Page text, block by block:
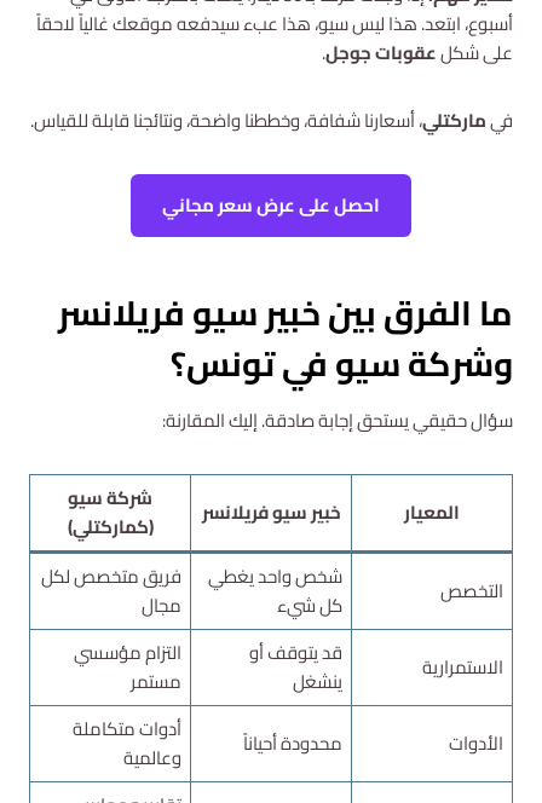
أسبوع، ابتعد. هذا ليس سيو، هذا عبء سيدفعه موقعك غالياً لاحقاً
على شكلعقوبات جوجل.
فيماركتلي، أسعارنا شفافة، وخططنا واضحة، ونتائجنا قابلة للقياس.
احصل على عرض سعر مجاني
ما الفرق بين خبير سيو فريلانسر
وشركة سيو في تونس؟
سؤال حقيقي يستحق إجابة صادقة. إليك المقارنة:
المعيار خبير سيو فريلانسر
شركة سيو
(كماركتلي)
التخصص
شخص واحد يغطي
كل شيء
فريق متخصص لكل
مجال
الاستمرارية
قد يتوقف أو
ينشغل
التزام مؤسسي
مستمر
الأدوات
محدودة أحياناً
أدوات متكاملة
وعالمية